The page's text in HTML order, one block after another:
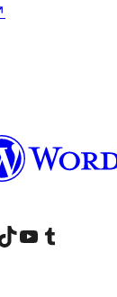
na Instagramie
konto na LinkedIn
naszego TikToka
Odwiedź nasz kanał YouTube
Odwiedź naszego Tumblra